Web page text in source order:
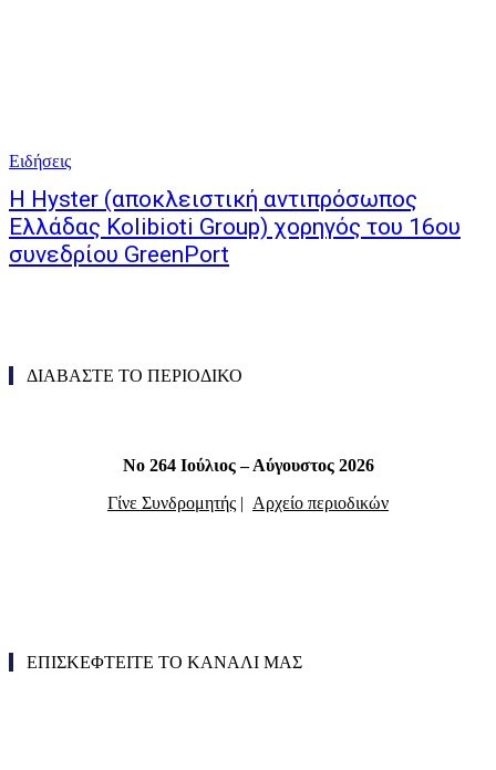
Ειδήσεις
Η Hyster (αποκλειστική αντιπρόσωπος
Ελλάδας Kolibioti Group) χορηγός του 16ου
συνεδρίου GreenPort
ΔΙΑΒΑΣΤΕ ΤΟ ΠΕΡΙΟΔΙΚΟ
Νο 264 Ιούλιος – Αύγουστος 2026
Γίνε Συνδρομητής | Αρχείο περιοδικών
ΕΠΙΣΚΕΦΤΕΙΤΕ ΤΟ ΚΑΝΑΛΙ ΜΑΣ